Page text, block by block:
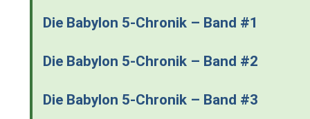
Die Babylon 5-Chronik – Band #1
Die Babylon 5-Chronik – Band #2
Die Babylon 5-Chronik – Band #3